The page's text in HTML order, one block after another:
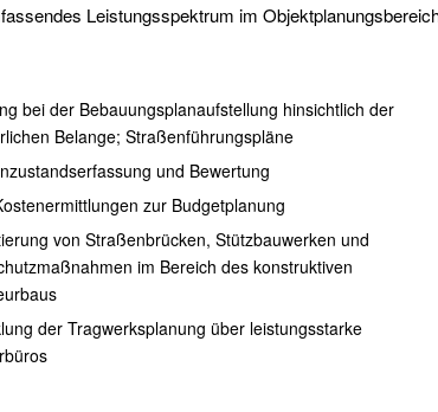
Leistungsspektrum im
bei der Bebauungsplanaufstellung hinsichtlich der
Belange; Straßenführungspläne
und Bewertung
zur Budgetplanung
von Straßenbrücken, Stützbauwerken und
im Bereich des konstruktiven
der Tragwerksplanung über leistungsstarke